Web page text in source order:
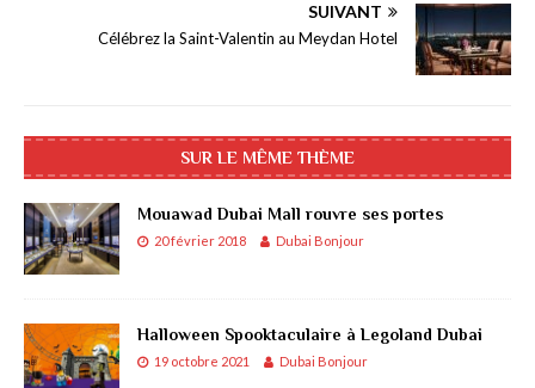
SUIVANT
Célébrez la Saint-Valentin au Meydan Hotel
SUR LE MÊME THÈME
Mouawad Dubai Mall rouvre ses portes
20 février 2018 Dubai Bonjour
Halloween Spooktaculaire à Legoland Dubai
19 octobre 2021 Dubai Bonjour